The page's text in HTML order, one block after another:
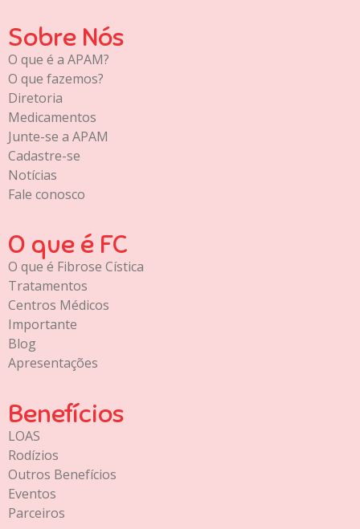
Sobre Nós
O que é a APAM?
O que fazemos?
Diretoria
Medicamentos
Junte-se a APAM
Cadastre-se
Notícias
Fale conosco
O que é FC
O que é Fibrose Cística
Tratamentos
Centros Médicos
Importante
Blog
Apresentações
Benefícios
LOAS
Rodízios
Outros Benefícios
Eventos
Parceiros